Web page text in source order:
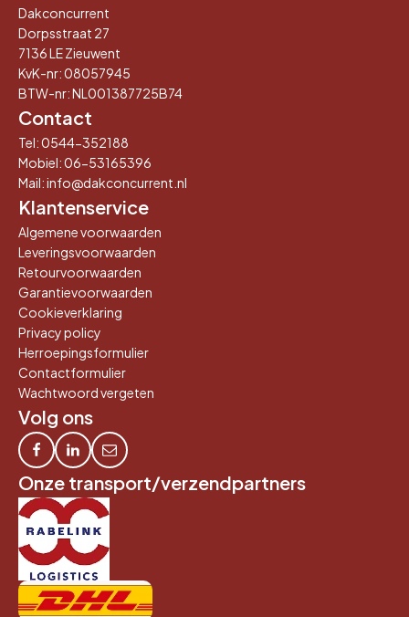
Dakconcurrent
Dorpsstraat 27
7136 LE Zieuwent
KvK-nr: 08057945
BTW-nr: NL001387725B74
Contact
Tel:0544-352188
Mobiel:06-53165396
Mail: info@dakconcurrent.nl
Klantenservice
Algemene voorwaarden
Leveringsvoorwaarden
Retourvoorwaarden
Garantievoorwaarden
Cookieverklaring
Privacy policy
Herroepingsformulier
Contactformulier
Wachtwoord vergeten
Volg ons
Onze transport/verzendpartners